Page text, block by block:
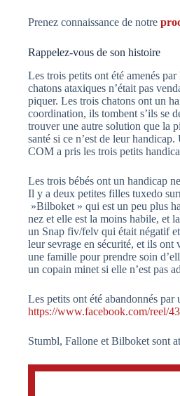
Prenez connaissance de notre
Rappelez-vous de son histoire
Les trois petits ont été amenés
chatons ataxiques n’était pas
piquer. Les trois chatons ont un
coordination, ils tombent s’ils se
trouver une autre solution que la
santé si ce n’est de leur
COM a pris les trois petits
Les trois bébés ont un handicap
Il y a deux petites filles tuxedo
»Bilboket » qui est un peu plus
nez et elle est la moins habile, et
un Snap fiv/felv qui était négatif
leur sevrage en sécurité, et ils
une famille pour prendre soin
un copain minet si elle n’est pas
Les petits ont été abandonnés
https://www.facebook.com/reel/
Stumbl, Fallone et Bilboket sont